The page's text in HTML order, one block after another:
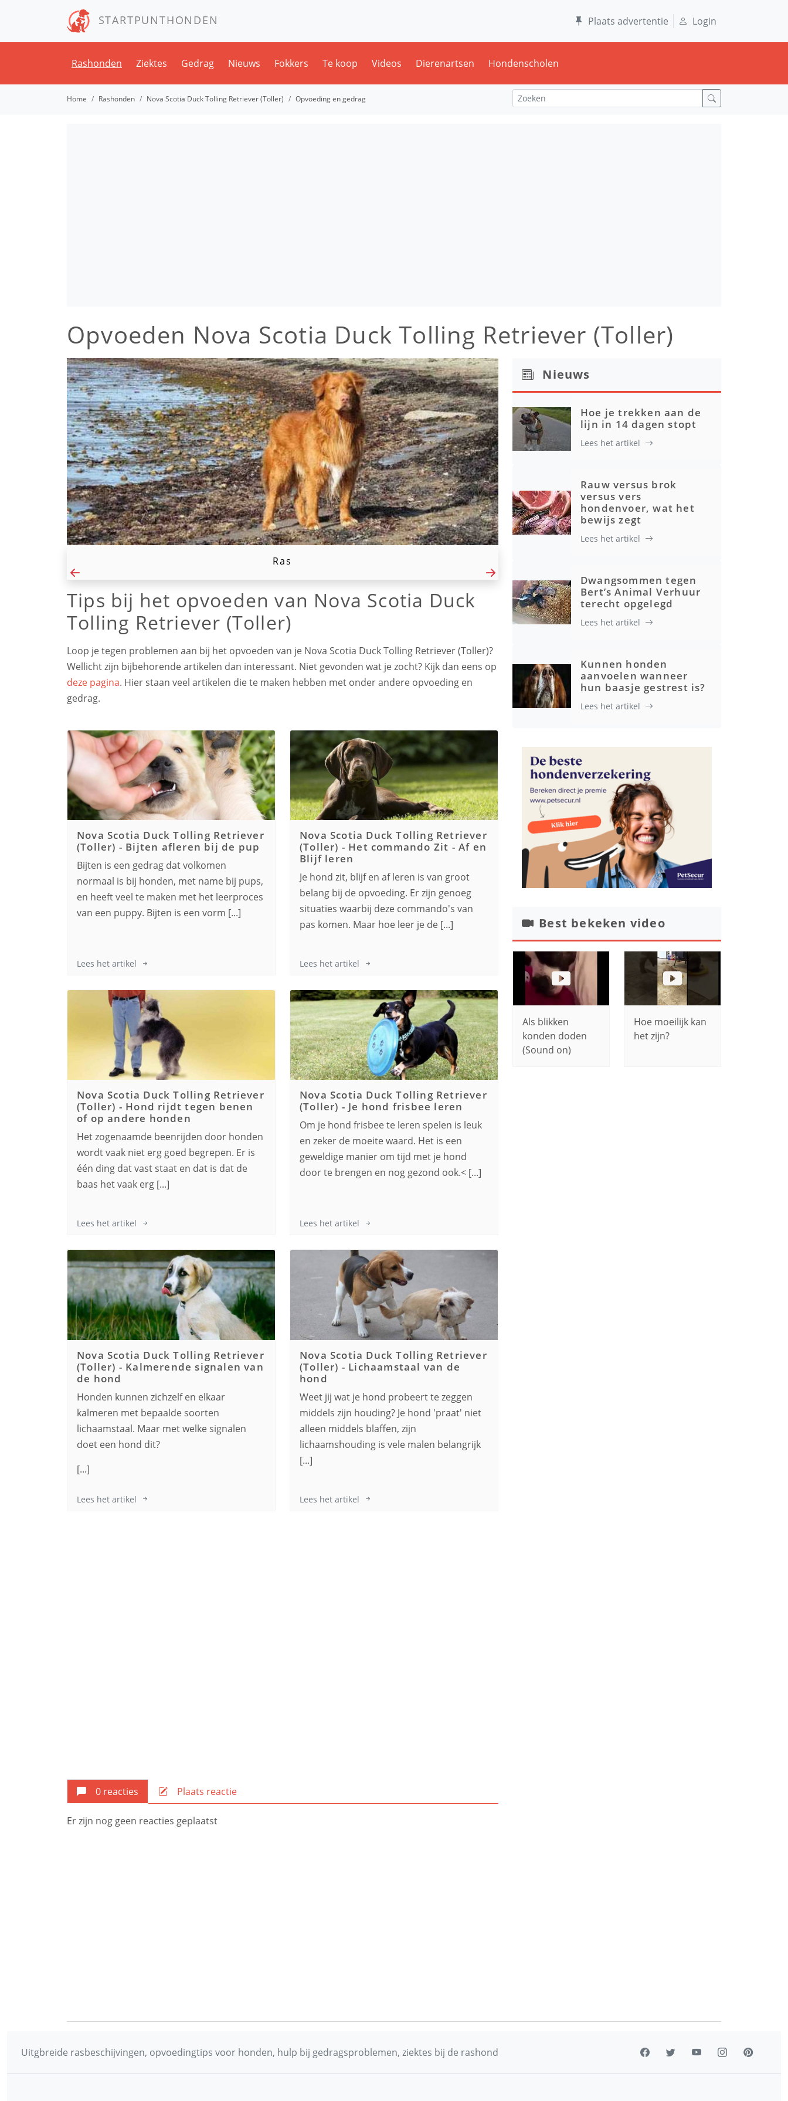
STARTPUNTHONDEN Plaats advertentie Login
Rashonden Ziektes Gedrag Nieuws Fokkers Te koop Videos Dierenartsen Hondenscholen
Home Rashonden Nova Scotia Duck Tolling Retriever (Toller) Opvoeding en gedrag
Opvoeden Nova Scotia Duck Tolling Retriever (Toller)
Ras
Tips bij het opvoeden van Nova Scotia Duck
Tolling Retriever (Toller)
Loop je tegen problemen aan bij het opvoeden van je Nova Scotia Duck Tolling Retriever (Toller)?
Wellicht zijn bijbehorende artikelen dan interessant. Niet gevonden wat je zocht? Kijk dan eens op
deze pagina. Hier staan veel artikelen die te maken hebben met onder andere opvoeding en
gedrag.
Nova Scotia Duck Tolling Retriever
(Toller) - Bijten afleren bij de pup
Bijten is een gedrag dat volkomen
normaal is bij honden, met name bij pups,
en heeft veel te maken met het leerproces
van een puppy. Bijten is een vorm [...]
Lees het artikel
Nova Scotia Duck Tolling Retriever
(Toller) - Het commando Zit - Af en
Blijf leren
Je hond zit, blijf en af leren is van groot
belang bij de opvoeding. Er zijn genoeg
situaties waarbij deze commando's van
pas komen. Maar hoe leer je de [...]
Lees het artikel
Nova Scotia Duck Tolling Retriever
(Toller) - Hond rijdt tegen benen
of op andere honden
Het zogenaamde beenrijden door honden
wordt vaak niet erg goed begrepen. Er is
één ding dat vast staat en dat is dat de
baas het vaak erg [...]
Lees het artikel
Nova Scotia Duck Tolling Retriever
(Toller) - Je hond frisbee leren
Om je hond frisbee te leren spelen is leuk
en zeker de moeite waard. Het is een
geweldige manier om tijd met je hond
door te brengen en nog gezond ook.< [...]
Lees het artikel
Nova Scotia Duck Tolling Retriever
(Toller) - Kalmerende signalen van
de hond
Honden kunnen zichzelf en elkaar
kalmeren met bepaalde soorten
lichaamstaal. Maar met welke signalen
doet een hond dit?
[...]
Lees het artikel
Nova Scotia Duck Tolling Retriever
(Toller) - Lichaamstaal van de
hond
Weet jij wat je hond probeert te zeggen
middels zijn houding? Je hond 'praat' niet
alleen middels blaffen, zijn
lichaamshouding is vele malen belangrijk
[...]
Lees het artikel
0 reacties Plaats reactie
Er zijn nog geen reacties geplaatst
Nieuws
Hoe je trekken aan de
lijn in 14 dagen stopt
Lees het artikel
Rauw versus brok
versus vers
hondenvoer, wat het
bewijs zegt
Lees het artikel
Dwangsommen tegen
Bert’s Animal Verhuur
terecht opgelegd
Lees het artikel
Kunnen honden
aanvoelen wanneer
hun baasje gestrest is?
Lees het artikel
Best bekeken video
Als blikken
konden doden
(Sound on)
Hoe moeilijk kan
het zijn?
Uitgbreide rasbeschijvingen, opvoedingtips voor honden, hulp bij gedragsproblemen, ziektes bij de rashond